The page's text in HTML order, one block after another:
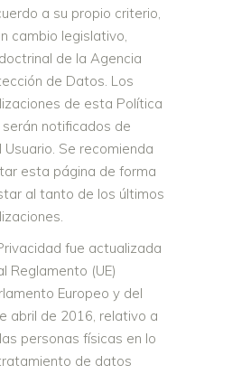
a su propio criterio,
cambio legislativo,
de la Agencia
de Datos. Los
de esta Política
notificados de
Se recomienda
esta página de forma
al tanto de los últimos
fue actualizada
Reglamento (UE)
Europeo y del
abril de 2016, relativo a
personas físicas en lo
de datos